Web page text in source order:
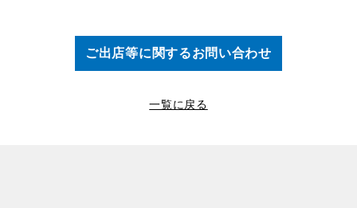
ご出店等に関するお問い合わせ
一覧に戻る